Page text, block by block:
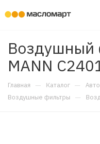
Воздушный
MANN
Главная — Каталог —
Воздушные фильтры —